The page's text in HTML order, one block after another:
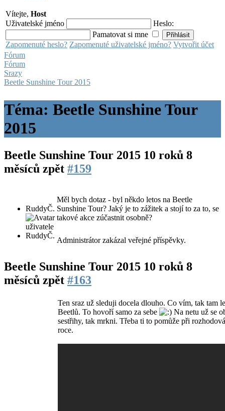
Vítejte, Host
Uživatelské jméno
Heslo:
Pamatovat si mne
Zapomenuté heslo? Zapomenuté uživatelské jméno? Vytvořit účet
Fórum
Fórum
Srazy
Beetle Sunshine Tour 2015
Téma: Beetle Sunshine Tour
2015
Beetle Sunshine Tour 2015 10 roků 8
měsíců zpět #159
RuddyČ.
Měl bych dotaz - byl někdo letos na Beetle
Sunshine Tour? Jaký je to zážitek a stojí to za to, se
takové akce zúčastnit osobně?
Administrátor zakázal veřejné příspěvky.
Beetle Sunshine Tour 2015 10 roků 8
měsíců zpět #163
Ten sraz už sleduji docela dlouho. Co vím, tak tam
Beetlů. To hovoří samo za sebe
Na netu už se
sestřihy, tak mrkni. Třeba ti to pomůže při
roce.